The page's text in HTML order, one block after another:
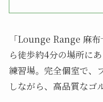
「Lounge Range 麻
ら徒歩約4分の場所に
練習場。完全個室で、
しながら、高品質なゴ